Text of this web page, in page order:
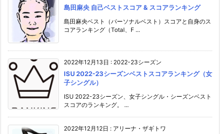
島田麻央 自己ベストスコア & スコアランキング
島田麻央ベスト（パーソナルベスト）スコアと自身のス
コアランキング（Total、F ...
2022年12月13日 : 2022-23シーズン
ISU 2022-23シーズンベストスコアランキング（女
子シングル）
ISU 2022-23シーズン、女子シングル・シーズンベスト
スコアのランキング。 ...
2022年12月12日 : アリーナ・ザギトワ